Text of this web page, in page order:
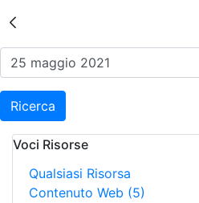
Risultati della
Ricerca
Voci Risorse
Qualsiasi Risorsa
Contenuto Web (5)